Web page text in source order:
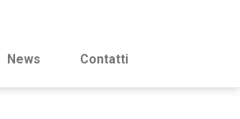
News Contatti